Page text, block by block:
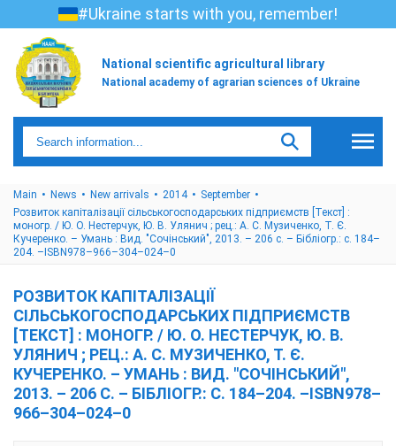
#Ukraine starts with you, remember!
National scientific agricultural library
National academy of agrarian sciences of Ukraine
Main News New arrivals 2014
September
Розвиток капіталізації сільськогосподарських підприємств [Текст] :
моногр. / Ю. О. Нестерчук, Ю. В. Улянич ; рец.: А. С. Музиченко, Т. Є.
Кучеренко. – Умань : Вид. "Сочінський", 2013. – 206 с. – Бібліогр.: с. 184–
204. –ISBN978–966–304–024–0
РОЗВИТОК КАПІТАЛІЗАЦІЇ
СІЛЬСЬКОГОСПОДАРСЬКИХ ПІДПРИЄМСТВ
[ТЕКСТ] : МОНОГР. / Ю. О. НЕСТЕРЧУК, Ю. В.
УЛЯНИЧ ; РЕЦ.: А. С. МУЗИЧЕНКО, Т. Є.
КУЧЕРЕНКО. – УМАНЬ : ВИД. "СОЧІНСЬКИЙ",
2013. – 206 С. – БІБЛІОГР.: С. 184–204. –ISBN978–
966–304–024–0